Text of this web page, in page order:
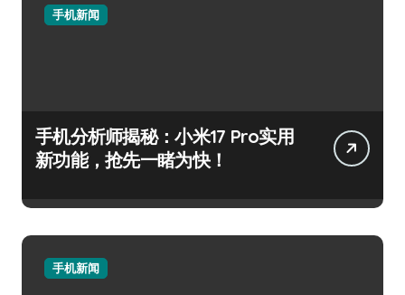
手机新闻
手机分析师揭秘：小米17 Pro实用
新功能，抢先一睹为快！
手机新闻